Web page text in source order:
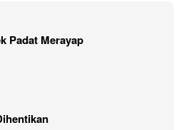
Padat Merayap